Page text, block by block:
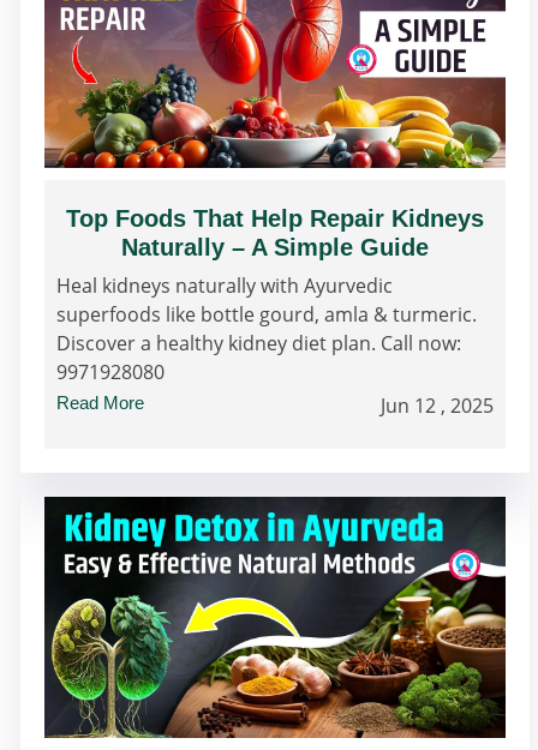
Top Foods That Help Repair Kidneys
Naturally – A Simple Guide
Heal kidneys naturally with Ayurvedic
superfoods like bottle gourd, amla & turmeric.
Discover a healthy kidney diet plan. Call now:
9971928080
Read More Jun 12 , 2025